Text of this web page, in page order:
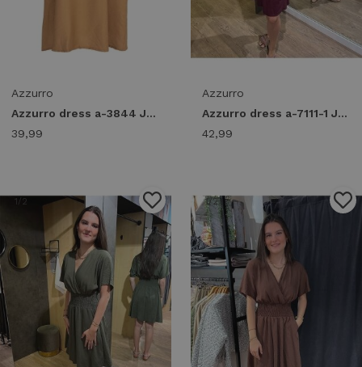
Azzurro
Azzurro dress a-3844 Jurken camel
39,99
Azzurro
Azzurro dress a-7111-1 Jurken bordo
42,99
/2 1/2